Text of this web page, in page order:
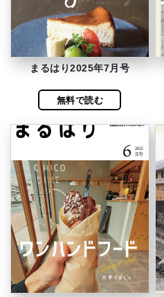
まるはり2025年7月号
無料で読む